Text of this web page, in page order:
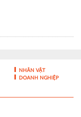
NHÂN VẬT
DOANH NGHIỆP